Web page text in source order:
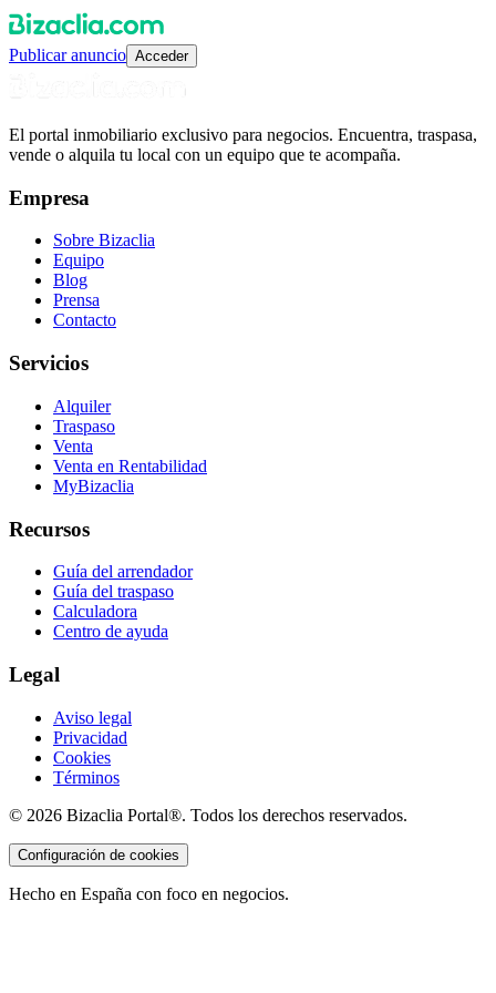
Publicar anuncio Acceder
El portal inmobiliario exclusivo para negocios. Encuentra, traspasa,
vende o alquila tu local con un equipo que te acompaña.
Empresa
Sobre Bizaclia
Equipo
Blog
Prensa
Contacto
Servicios
Alquiler
Traspaso
Venta
Venta en Rentabilidad
MyBizaclia
Recursos
Guía del arrendador
Guía del traspaso
Calculadora
Centro de ayuda
Legal
Aviso legal
Privacidad
Cookies
Términos
© 2026 Bizaclia Portal®. Todos los derechos reservados.
Configuración de cookies
Hecho en España con foco en negocios.